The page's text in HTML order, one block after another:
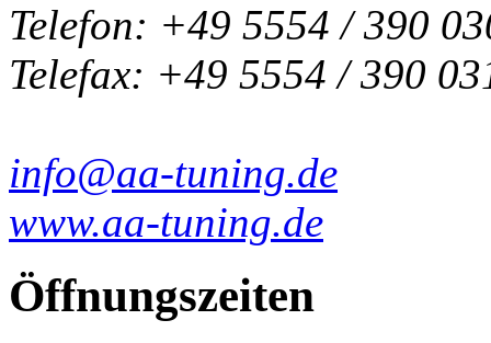
Telefon: +49 5554 / 390
Telefax: +49 5554 / 390
info@aa-tuning.de
www.aa-tuning.de
Öffnungszeiten